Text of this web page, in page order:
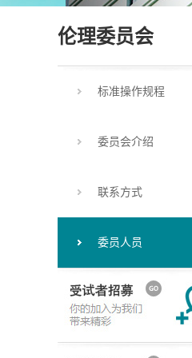
伦理委员会
标准操作规程
委员会介绍
联系方式
委员人员